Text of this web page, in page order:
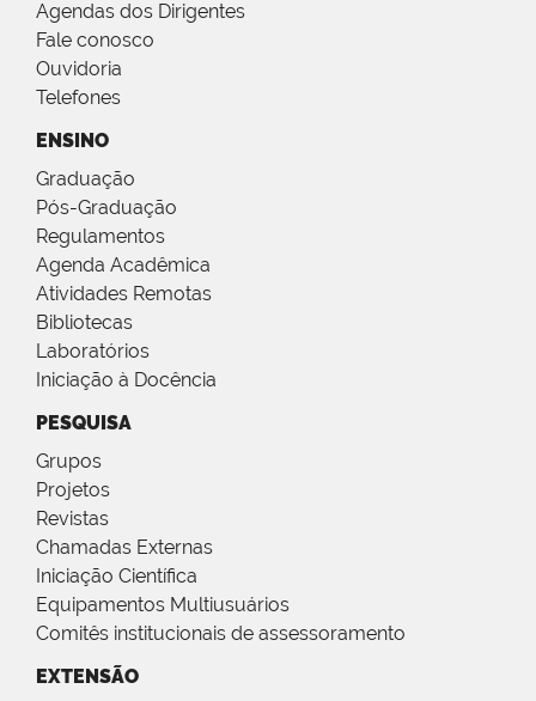
Agendas dos Dirigentes
Fale conosco
Ouvidoria
Telefones
ENSINO
Graduação
Pós-Graduação
Regulamentos
Agenda Acadêmica
Atividades Remotas
Bibliotecas
Laboratórios
Iniciação à Docência
PESQUISA
Grupos
Projetos
Revistas
Chamadas Externas
Iniciação Científica
Equipamentos Multiusuários
Comitês institucionais de assessoramento
EXTENSÃO